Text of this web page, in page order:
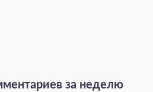
за неделю